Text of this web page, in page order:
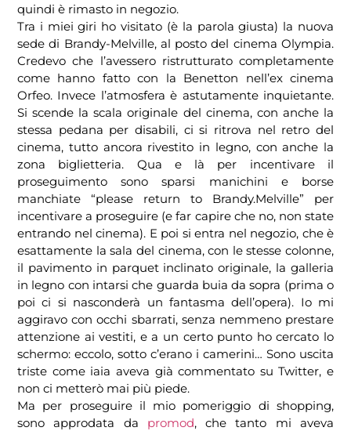
quindi è rimasto in negozio.
Tra i miei giri ho visitato (è la parola giusta) la nuova
sede di Brandy-Melville, al posto del cinema Olympia.
Credevo che l’avessero ristrutturato completamente
come hanno fatto con la Benetton nell’ex cinema
Orfeo. Invece l’atmosfera è astutamente inquietante.
Si scende la scala originale del cinema, con anche la
stessa pedana per disabili, ci si ritrova nel retro del
cinema, tutto ancora rivestito in legno, con anche la
zona biglietteria. Qua e là per incentivare il
proseguimento sono sparsi manichini e borse
manchiate “please return to Brandy.Melville” per
incentivare a proseguire (e far capire che no, non state
entrando nel cinema). E poi si entra nel negozio, che è
esattamente la sala del cinema, con le stesse colonne,
il pavimento in parquet inclinato originale, la galleria
in legno con intarsi che guarda buia da sopra (prima o
poi ci si nasconderà un fantasma dell’opera). Io mi
aggiravo con occhi sbarrati, senza nemmeno prestare
attenzione ai vestiti, e a un certo punto ho cercato lo
schermo: eccolo, sotto c’erano i camerini… Sono uscita
triste come iaia aveva già commentato su Twitter, e
non ci metterò mai più piede.
Ma per proseguire il mio pomeriggio di shopping,
sono approdata da promod, che tanto mi aveva